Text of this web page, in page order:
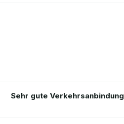
Sehr gute Verkehrsanbindung